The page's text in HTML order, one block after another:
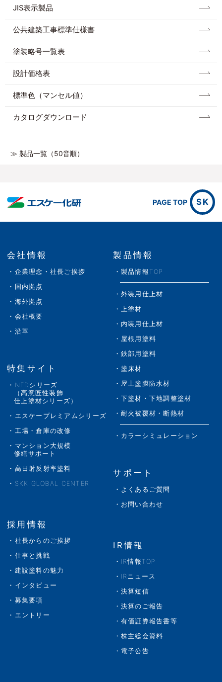
JIS表示製品
公共建築工事標準仕様書
塗装略号一覧表
設計価格表
標準色（マンセル値）
カタログダウンロード
≫ 製品一覧（50音順）
PAGE TOP SK
会社情報
企業理念・社長ご挨拶
国内拠点
海外拠点
会社概要
沿革
製品情報
製品情報TOP
外装用仕上材
上塗材
内装用仕上材
屋根用塗料
鉄部用塗料
塗床材
屋上塗膜防水材
下塗材・下地調整塗材
耐火被覆材・断熱材
カラーシミュレーション
特集サイト
NFDシリーズ
（高意匠性装飾
仕上塗材シリーズ）
エスケープレミアムシリーズ
工場・倉庫の改修
マンション大規模
修繕サポート
高日射反射率塗料
SKK GLOBAL CENTER
サポート
よくあるご質問
お問い合わせ
採用情報
社長からのご挨拶
仕事と挑戦
建設塗料の魅力
インタビュー
募集要項
エントリー
IR情報
IR情報TOP
IRニュース
決算短信
決算のご報告
有価証券報告書等
株主総会資料
電子公告